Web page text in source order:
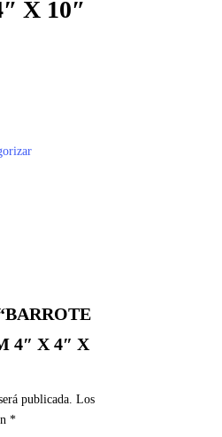
X 10″
4″ X 4″ X
publicada. Los
*